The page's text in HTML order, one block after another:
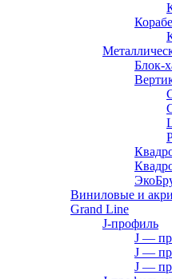
Блок-
Виниловые и
Grand Line
J-профиль
J —
J —
J —